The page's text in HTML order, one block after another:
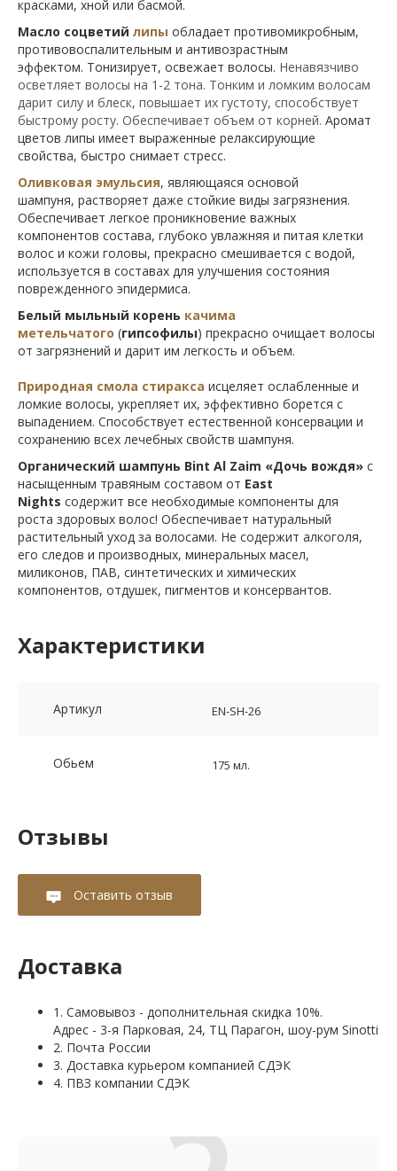
красками, хной или басмой.
Масло соцветий липы обладает противомикробным,
противовоспалительным и антивозрастным
эффектом. Тонизирует, освежает волосы. Ненавязчиво
осветляет волосы на 1-2 тона. Тонким и ломким волосам
дарит силу и блеск, повышает их густоту, способствует
быстрому росту. Обеспечивает объем от корней. Аромат
цветов липы имеет выраженные релаксирующие
свойства, быстро снимает стресс.
Оливковая эмульсия, являющаяся основой
шампуня, растворяет даже стойкие виды загрязнения.
Обеспечивает легкое проникновение важных
компонентов состава, глубоко увлажняя и питая клетки
волос и кожи головы, прекрасно смешивается с водой,
используется в составах для улучшения состояния
поврежденного эпидермиса.
Белый мыльный корень качима
метельчатого (гипсофилы) прекрасно очищает волосы
от загрязнений и дарит им легкость и объем.
Природная смола стиракса исцеляет ослабленные и
ломкие волосы, укрепляет их, эффективно борется с
выпадением. Способствует естественной консервации и
сохранению всех лечебных свойств шампуня.
Органический шампунь Bint Al Zaim «Дочь вождя» с
насыщенным травяным составом от East
Nights содержит все необходимые компоненты для
роста здоровых волос! Обеспечивает натуральный
растительный уход за волосами. Не содержит алкоголя,
его следов и производных, минеральных масел,
миликонов, ПАВ, синтетических и химических
компонентов, отдушек, пигментов и консервантов.
Характеристики
Артикул EN-SH-26
Обьем 175 мл.
Отзывы
Оставить отзыв
Доставка
1. Самовывоз - дополнительная скидка 10%.
Адрес - 3-я Парковая, 24, ТЦ Парагон, шоу-рум Sinotti
2. Почта России
3. Доставка курьером компанией СДЭК
4. ПВЗ компании СДЭК